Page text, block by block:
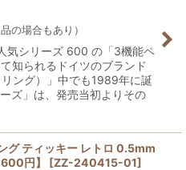
の場合もあり）
気シリーズ 600 の「3機能ペ
知られるドイツのブランド
リング）」中でも1989年に誕
ズ」は、発売当初よりその
グ ティッキー レトロ 0.5mm
円】
[ZZ-240415-01]